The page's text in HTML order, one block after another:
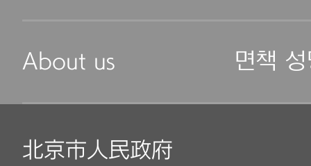
About us 면책
北京市人民政府